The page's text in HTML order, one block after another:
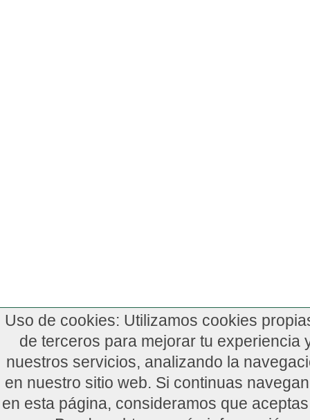
Uso de cookies: Utilizamos cookies
de terceros para mejorar tu experiencia
nuestros servicios, analizando la
en nuestro sitio web. Si continuas
en esta página, consideramos que